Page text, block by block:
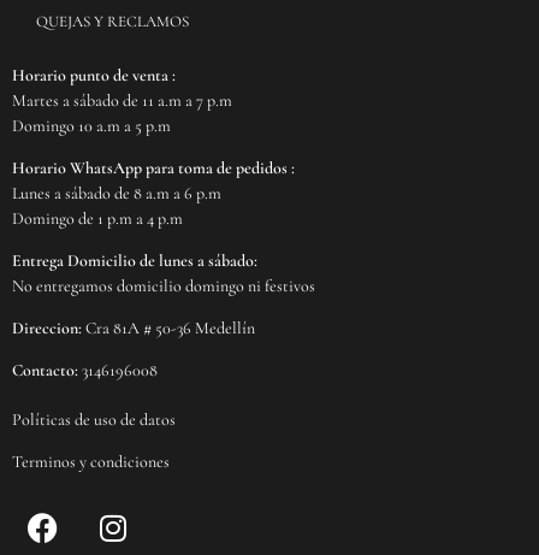
QUEJAS Y RECLAMOS
Horario punto de venta :
Martes a sábado de 11 a.m a 7 p.m
Domingo 10 a.m a 5 p.m
Horario WhatsApp para toma de pedidos :
Lunes a sábado de 8 a.m a 6 p.m
Domingo de 1 p.m a 4 p.m
Entrega Domicilio de lunes a sábado:
No entregamos domicilio domingo ni festivos
Direccion: Cra 81A # 50-36 Medellín
Contacto: 3146196008
Políticas de uso de datos
Terminos y condiciones